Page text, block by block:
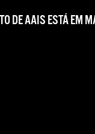
DE AAIS ESTÁ EM